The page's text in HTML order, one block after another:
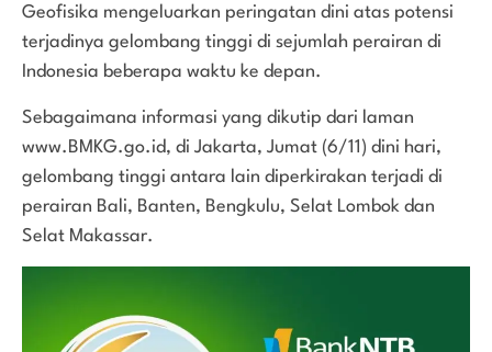
Geofisika mengeluarkan peringatan dini atas potensi
terjadinya gelombang tinggi di sejumlah perairan di
Indonesia beberapa waktu ke depan.
Sebagaimana informasi yang dikutip dari laman
www.BMKG.go.id, di Jakarta, Jumat (6/11) dini hari,
gelombang tinggi antara lain diperkirakan terjadi di
perairan Bali, Banten, Bengkulu, Selat Lombok dan
Selat Makassar.